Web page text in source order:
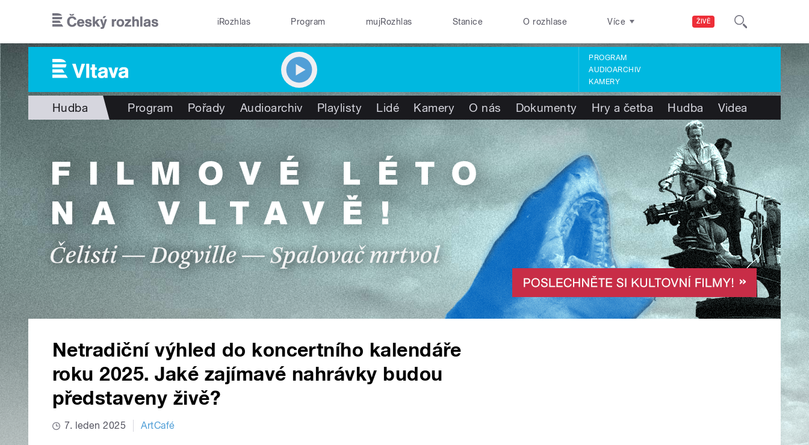
ŽIVĚ
iRozhlas Program mujRozhlas Stanice O rozhlase Více
PROGRAM
AUDIOARCHIV
KAMERY
Hudba Program Pořady Audioarchiv Playlisty Lidé Kamery O nás Dokumenty Hry a četba Hudba Videa
Netradiční výhled do koncertního kalendáře
roku 2025. Jaké zajímavé nahrávky budou
představeny živě?
7. leden 2025 ArtCafé